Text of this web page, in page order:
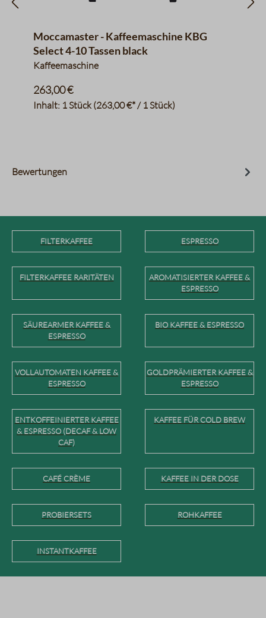
Moccamaster - Kaffeemaschine KBG
Select 4-10 Tassen black
Kaffeemaschine
Inhalt: 1 Stück(263,00 €* / 1 Stück)
263,00 €
Bewertungen
FILTERKAFFEE ESPRESSO
FILTERKAFFEE RARITÄTEN
AROMATISIERTER KAFFEE &
ESPRESSO
SÄUREARMER KAFFEE &
ESPRESSO
BIO KAFFEE & ESPRESSO
VOLLAUTOMATEN KAFFEE &
ESPRESSO
GOLDPRÄMIERTER KAFFEE &
ESPRESSO
ENTKOFFEINIERTER KAFFEE
& ESPRESSO (DECAF & LOW
CAF)
KAFFEE FÜR COLD BREW
CAFÉ CRÈME KAFFEE IN DER DOSE
PROBIERSETS ROHKAFFEE
INSTANTKAFFEE